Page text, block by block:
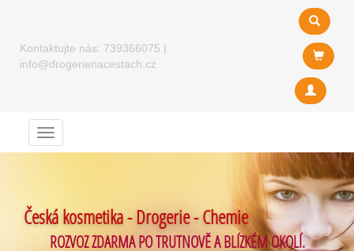
Kontaktujte nás: 739366075 |
info@drogerienacestach.cz
Menu
Česká kosmetika - Drogerie - Chemie
ROZVOZ ZDARMA PO TRUTNOVĚ A BLÍZKÉM OKOLÍ.